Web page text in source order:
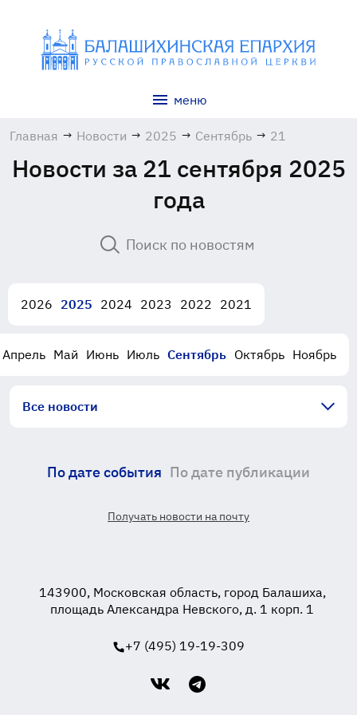
меню
Главная → Новости → 2025 → Сентябрь → 21
Новости за 21 сентября 2025
года
2026 2025 2024 2023 2022 2021
Апрель Май Июнь Июль Сентябрь Октябрь Ноябрь
Все новости
По дате события По дате публикации
Получать новости на почту
143900, Московская область, город Балашиха,
площадь Александра Невского, д. 1 корп. 1
+7 (495) 19-19-309